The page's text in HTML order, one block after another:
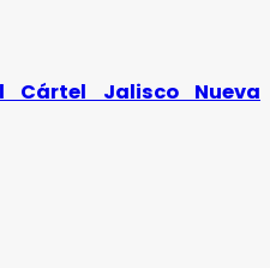
Jalisco Nueva